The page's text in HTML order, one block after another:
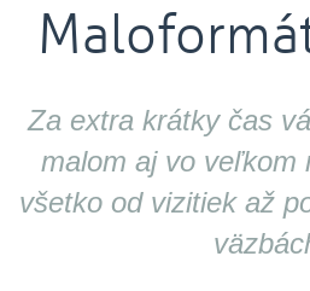
Za extra krátky čas
malom aj vo veľkom
všetko od vizitiek až